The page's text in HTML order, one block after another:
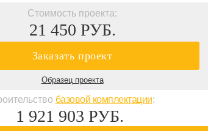
Стоимость проекта:
21 450 РУБ.
Заказать проект
Образец проекта
базовой комплектации:
1 921 903 РУБ.